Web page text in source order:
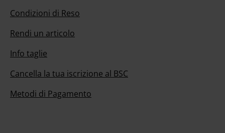
Condizioni di Reso
Rendi un articolo
Info taglie
Cancella la tua iscrizione al BSC
Metodi di Pagamento